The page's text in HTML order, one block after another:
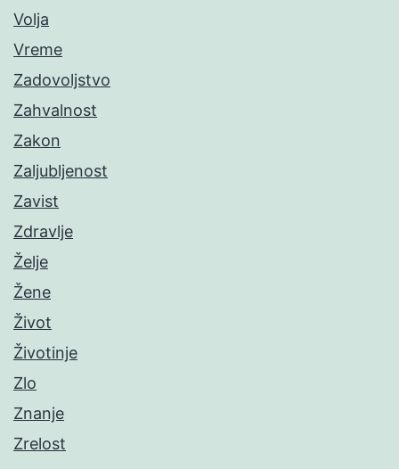
Volja
Vreme
Zadovoljstvo
Zahvalnost
Zakon
Zaljubljenost
Zavist
Zdravlje
Želje
Žene
Život
Životinje
Zlo
Znanje
Zrelost